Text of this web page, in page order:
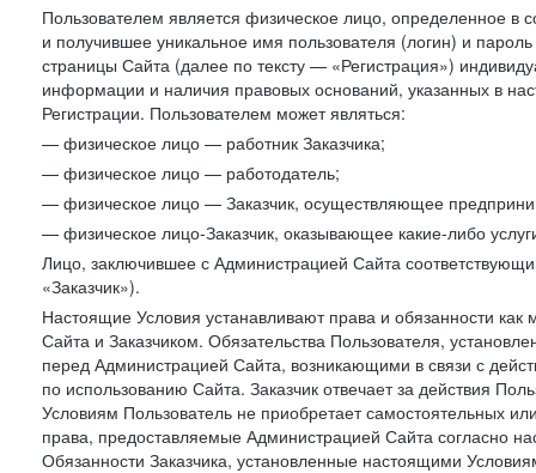
Пользователем является физическое лицо, определенное в
и получившее уникальное имя пользователя (логин) и
страницы Сайта (далее по тексту — «Регистрация»)
информации и наличия правовых оснований, указанных в
Регистрации. Пользователем может являться:
— физическое лицо — работник Заказчика;
— физическое лицо — работодатель;
— физическое лицо — Заказчик, осуществляющее
— физическое лицо-Заказчик, оказывающее какие-либо
Лицо, заключившее с Администрацией Сайта
«Заказчик»).
Настоящие Условия устанавливают права и обязанности
Сайта и Заказчиком. Обязательства Пользователя,
перед Администрацией Сайта, возникающими в связи с
по использованию Сайта. Заказчик отвечает за действия
Условиям Пользователь не приобретает самостоятельных
права, предоставляемые Администрацией Сайта согласно
Обязанности Заказчика, установленные настоящими